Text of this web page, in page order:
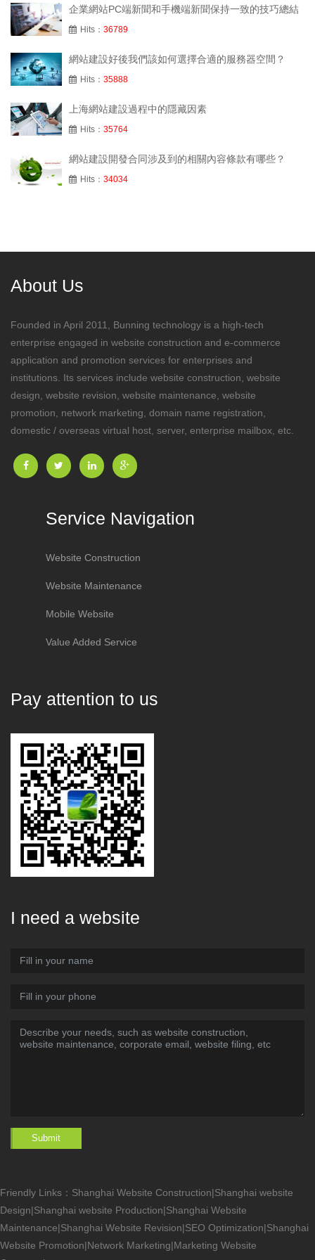
企業網站PC端新聞和手機端新聞保持一致的技巧總結
Hits： 36789
網站建設好後我們該如何選擇合適的服務器空間？
Hits： 35888
上海網站建設過程中的隱藏因素
Hits： 35764
網站建設開發合同涉及到的相關內容條款有哪些？
Hits： 34034
About Us
Founded in April 2011, Bunning technology is a high-tech
enterprise engaged in website construction and e-commerce
application and promotion services for enterprises and
institutions. Its services include website construction, website
design, website revision, website maintenance, website
promotion, network marketing, domain name registration,
domestic / overseas virtual host, server, enterprise mailbox, etc.
Service Navigation
Website Construction
Website Maintenance
Mobile Website
Value Added Service
Pay attention to us
I need a website
Submit
Friendly Links： Shanghai Website Construction|Shanghai website
Design|Shanghai website Production|Shanghai Website
Maintenance|Shanghai Website Revision|SEO Optimization|Shanghai
Website Promotion|Network Marketing|Marketing Website